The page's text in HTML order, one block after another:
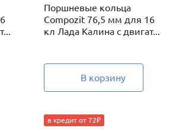
Поршневые кольца
Compozit 76,5 мм для 16
кл Лада Калина с двигат...
В корзину
в кредит от 72₽